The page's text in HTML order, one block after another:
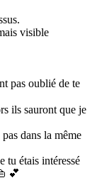
visible
pas oublié de te
ils sauront que je
dans la même
tu étais intéressé
💕